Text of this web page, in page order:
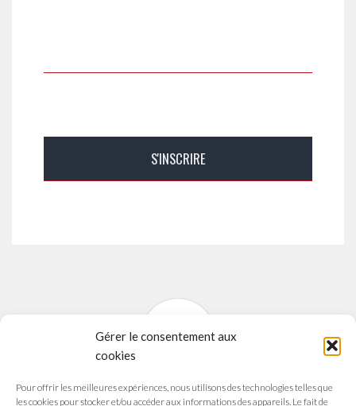
Gérer le consentement aux
cookies
Pour offrir les meilleures expériences, nous utilisons des technologies telles que
les cookies pour stocker et/ou accéder aux informations des appareils. Le fait de
SYNAVI